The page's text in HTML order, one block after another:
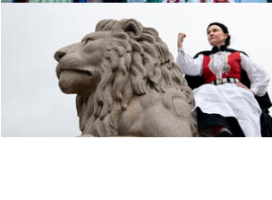
Fra aksjonen foran Stortinget i mai 2019.